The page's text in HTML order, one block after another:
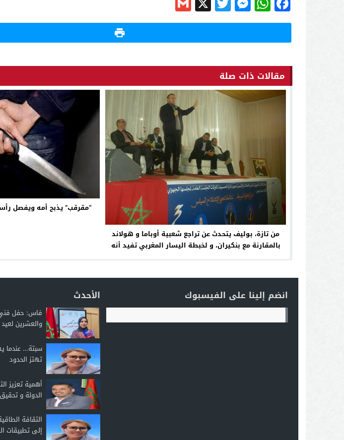
مقالات ذات صلة
من تازة، بوليف يتحدث عن تراجع شعبية أوباما و هولاند
بالمقارنة مع بنكيران، و لخبطة اليسار المغربي تفيد أنه
“مقرقب” يذبح أمه ويفصل
انضم إلينا على الفيسبوك الأحدث
فاس: حفل فني
والعشرين
سبتة… عندما
تهتز الحدود
أهمية تعزيز
الدولة و
الثقافة
إلى تطبيقات